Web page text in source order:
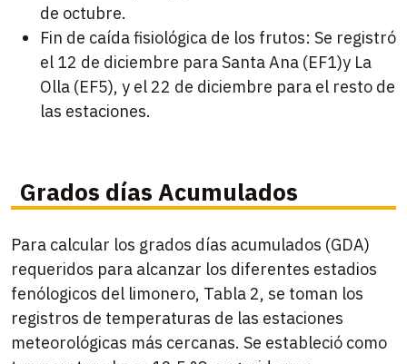
de octubre.
Fin de caída fisiológica de los frutos: Se registró
el 12 de diciembre para Santa Ana (EF1)y La
Olla (EF5), y el 22 de diciembre para el resto de
las estaciones.
Grados días Acumulados
Para calcular los grados días acumulados (GDA)
requeridos para alcanzar los diferentes estadios
fenólogicos del limonero, Tabla 2, se toman los
registros de temperaturas de las estaciones
meteorológicas más cercanas. Se estableció como